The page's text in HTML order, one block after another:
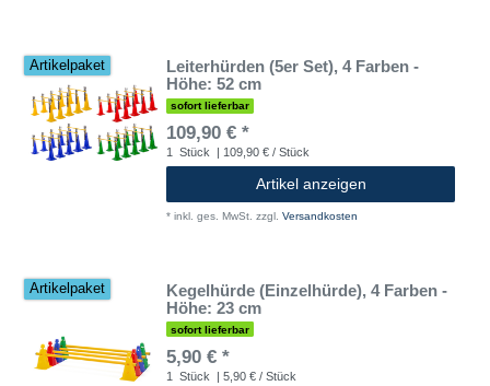
Artikelpaket
Leiterhürden (5er Set), 4 Farben -
Höhe: 52 cm
sofort lieferbar
109,90 € *
1 Stück | 109,90 € / Stück
Artikel anzeigen
* inkl. ges. MwSt. zzgl. Versandkosten
Artikelpaket
Kegelhürde (Einzelhürde), 4 Farben -
Höhe: 23 cm
sofort lieferbar
5,90 € *
1 Stück | 5,90 € / Stück